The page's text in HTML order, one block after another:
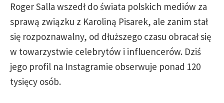
Roger Salla wszedł do świata polskich mediów za
sprawą związku z Karoliną Pisarek, ale zanim stał
się rozpoznawalny, od dłuższego czasu obracał się
w towarzystwie celebrytów i influencerów. Dziś
jego profil na Instagramie obserwuje ponad 120
tysięcy osób.